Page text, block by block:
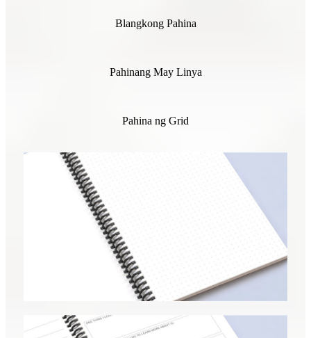
Blangkong Pahina
Pahinang May Linya
Pahina ng Grid